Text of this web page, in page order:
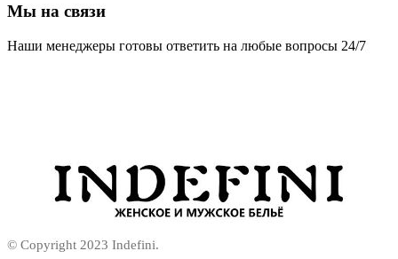
Мы на связи
Наши менеджеры готовы ответить на любые вопросы 24/7
© Copyright 2023 Indefini.